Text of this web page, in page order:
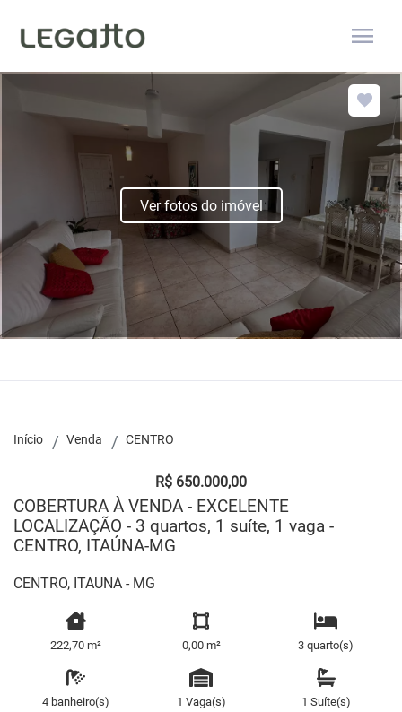
menu
Ver fotos do imóvel
Início Venda CENTRO
R$ 650.000,00
COBERTURA À VENDA - EXCELENTE
LOCALIZAÇÃO - 3 quartos, 1 suíte, 1 vaga -
CENTRO, ITAÚNA-MG
CENTRO, ITAUNA - MG
222,70 m² 0,00 m² 3 quarto(s)
4 banheiro(s) 1 Vaga(s) 1 Suíte(s)